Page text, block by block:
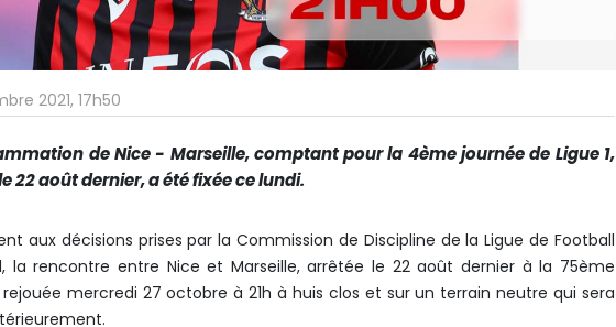
2021, 17h50
de Nice - Marseille, comptant pour la 4ème journée de Ligue 1,
22 août dernier, a été fixée ce lundi.
aux décisions prises par la Commission de Discipline de la Ligue de Football
la rencontre entre Nice et Marseille, arrêtée le 22 août dernier à la 75ème
mercredi 27 octobre à 21h à huis clos et sur un terrain neutre qui sera